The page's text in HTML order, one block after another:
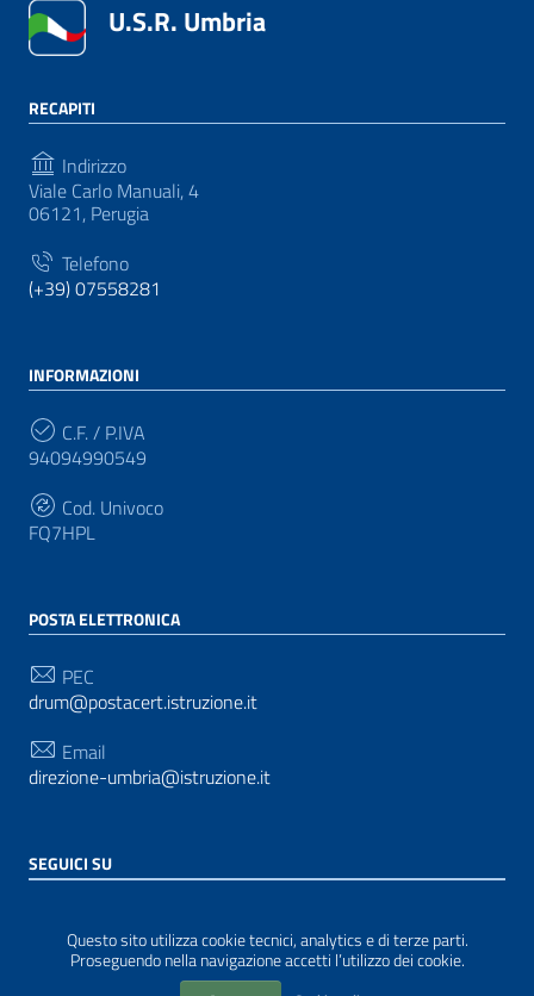
Questo sito utilizza cookie tecnici, analytics e di terze parti.
Proseguendo nella navigazione accetti l’utilizzo dei cookie.
U.S.R. Umbria
RECAPITI
Indirizzo
Viale Carlo Manuali, 4
06121, Perugia
Telefono
(+39) 07558281
INFORMAZIONI
C.F. / P.IVA
94094990549
Cod. Univoco
FQ7HPL
POSTA ELETTRONICA
PEC
drum@postacert.istruzione.it
Email
direzione-umbria@istruzione.it
SEGUICI SU
WordPress
|Tema grafico ItaliaWP2
| Basato sul